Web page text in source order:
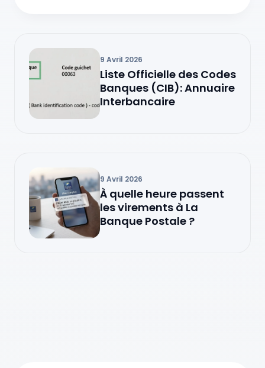
9 Avril 2026
Liste Officielle des Codes
Banques (CIB): Annuaire
Interbancaire
9 Avril 2026
À quelle heure passent
les virements à La
Banque Postale ?